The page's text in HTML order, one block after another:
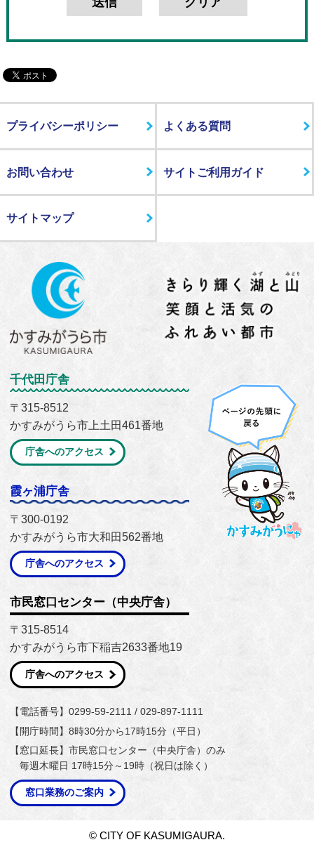
プライバシーポリシー よくある質問
お問い合わせ サイトご利用ガイド
サイトマップ
千代田庁舎
〒315-8512
かすみがうら市上土田461番地
庁舎へのアクセス
霞ヶ浦庁舎
〒300-0192
かすみがうら市大和田562番地
庁舎へのアクセス
市民窓口センター（中央庁舎）
〒315-8514
かすみがうら市下稲吉2633番地19
庁舎へのアクセス
【電話番号】0299-59-2111 / 029-897-1111
【開庁時間】8時30分から17時15分（平日）
【窓口延長】市民窓口センター（中央庁舎）のみ
毎週木曜日 17時15分～19時（祝日は除く）
窓口業務のご案内
© CITY OF KASUMIGAURA.